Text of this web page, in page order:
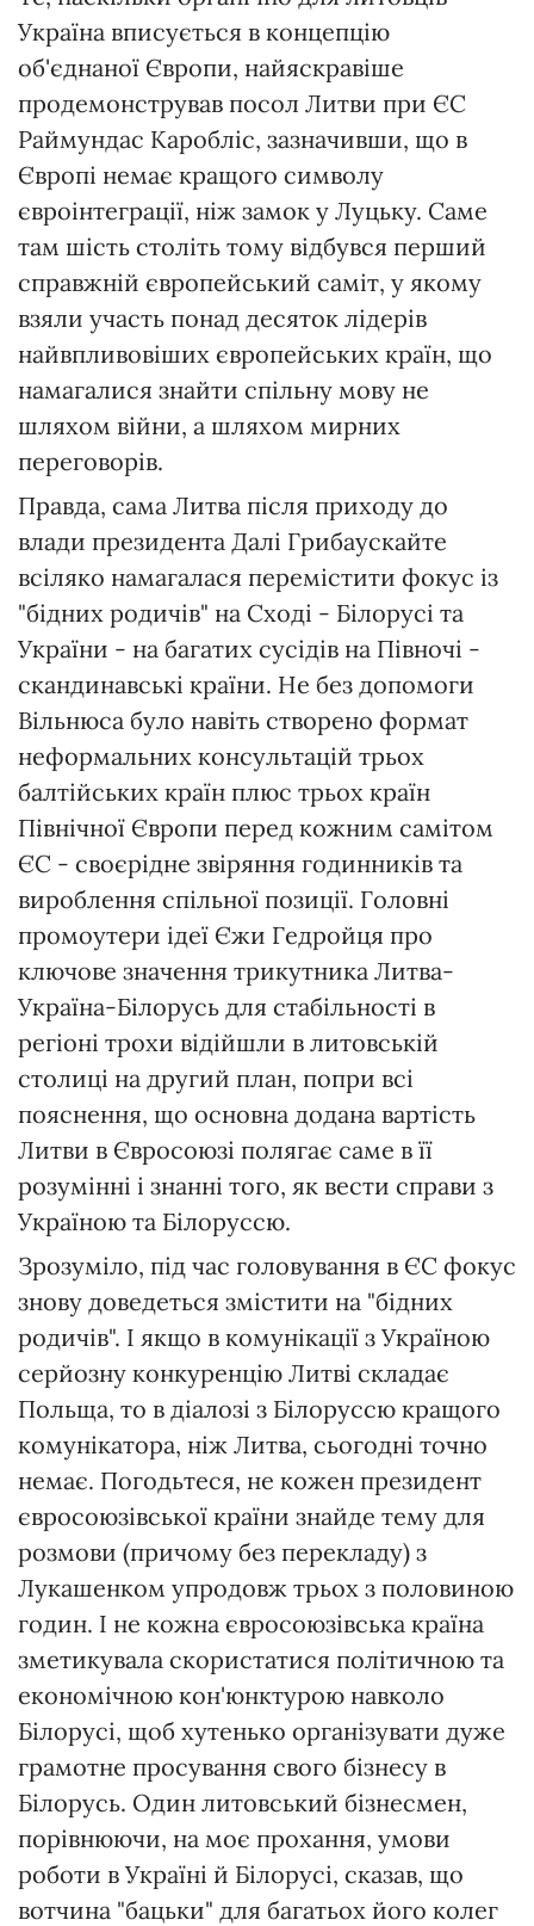
Україна вписується в концепцію
об'єднаної Європи, найяскравіше
продемонстрував посол Литви при ЄС
Раймундас Каробліс, зазначивши, що в
Європі немає кращого символу
євроінтеграції, ніж замок у Луцьку. Саме
там шість століть тому відбувся перший
справжній європейський саміт, у якому
взяли участь понад десяток лідерів
найвпливовіших європейських країн, що
намагалися знайти спільну мову не
шляхом війни, а шляхом мирних
переговорів.
Правда, сама Литва після приходу до
влади президента Далі Грибаускайте
всіляко намагалася перемістити фокус із
"бідних родичів" на Сході - Білорусі та
України - на багатих сусідів на Півночі -
скандинавські країни. Не без допомоги
Вільнюса було навіть створено формат
неформальних консультацій трьох
балтійських країн плюс трьох країн
Північної Європи перед кожним самітом
ЄС - своєрідне звіряння годинників та
вироблення спільної позиції. Головні
промоутери ідеї Єжи Гедройця про
ключове значення трикутника Литва-
Україна-Білорусь для стабільності в
регіоні трохи відійшли в литовській
столиці на другий план, попри всі
пояснення, що основна додана вартість
Литви в Євросоюзі полягає саме в її
розумінні і знанні того, як вести справи з
Україною та Білоруссю.
Зрозуміло, під час головування в ЄС фокус
знову доведеться змістити на "бідних
родичів". І якщо в комунікації з Україною
серйозну конкуренцію Литві складає
Польща, то в діалозі з Білоруссю кращого
комунікатора, ніж Литва, сьогодні точно
немає. Погодьтеся, не кожен президент
євросоюзівської країни знайде тему для
розмови (причому без перекладу) з
Лукашенком упродовж трьох з половиною
годин. І не кожна євросоюзівська країна
зметикувала скористатися політичною та
економічною кон'юнктурою навколо
Білорусі, щоб хутенько організувати дуже
грамотне просування свого бізнесу в
Білорусь. Один литовський бізнесмен,
порівнюючи, на моє прохання, умови
роботи в Україні й Білорусі, сказав, що
вотчина "бацьки" для багатьох його колег